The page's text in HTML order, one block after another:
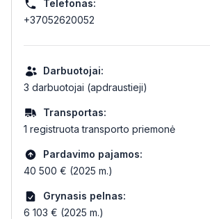
Telefonas:
+37052620052
Darbuotojai:
3 darbuotojai (apdraustieji)
Transportas:
1 registruota transporto priemonė
Pardavimo pajamos:
40 500 € (2025 m.)
Grynasis pelnas:
6 103 € (2025 m.)